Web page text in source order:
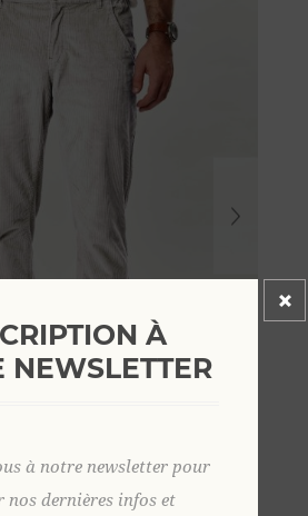
À
NEWSLETTER
à notre newsletter pour
nos dernières infos et